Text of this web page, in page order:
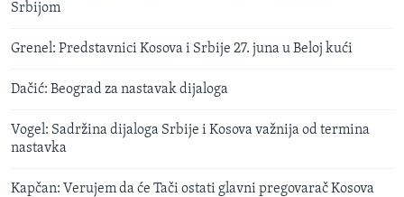
Srbijom
Grenel: Predstavnici Kosova i Srbije 27. juna u Beloj kući
Dačić: Beograd za nastavak dijaloga
Vogel: Sadržina dijaloga Srbije i Kosova važnija od termina
nastavka
Kapčan: Verujem da će Tači ostati glavni pregovarač Kosova